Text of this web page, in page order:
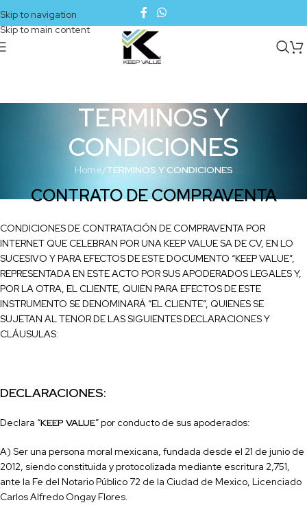
Skip to navigation
Skip to main content
TERMINOS Y
CONDICIONES
Home/TERMINOS Y CONDICIONES
CONTRATO DE COMPRAVENTA
CONDICIONES DE CONTRATACIÓN DE COMPRAVENTA POR
INTERNET QUE CELEBRAN POR UNA KEEP VALUE SA DE CV, EN LO
SUCESIVO Y PARA EFECTOS DE ESTE DOCUMENTO “KEEP VALUE”,
REPRESENTADA EN ESTE ACTO POR SUS APODERADOS LEGALES Y,
POR LA OTRA, EL CLIENTE, QUIEN PARA EFECTOS DE ESTE
INSTRUMENTO SE DENOMINARÁ “EL CLIENTE”, QUIENES SE
SUJETAN AL TENOR DE LAS SIGUIENTES DECLARACIONES Y
CLÁUSULAS:
DECLARACIONES:
Declara “KEEP VALUE” por conducto de sus apoderados:
A) Ser una persona moral mexicana, fundada desde el 21 de junio de
2012, siendo constituida y protocolizada mediante escritura 2,751,
ante la Fe del Notario Público 72 de la Ciudad de Mexico, Licenciado
Carlos Alfredo Ongay Flores.